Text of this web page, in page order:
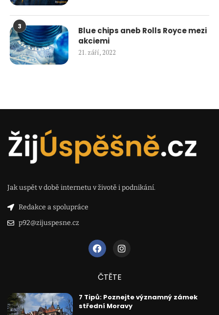
3
Blue chips aneb Rolls Royce mezi
akciemi
21. září, 2022
Jak uspět v době internetu v životě i podnikání.
Redakce a spolupráce
p92@zijuspesne.cz
ČTĚTE
7 Tipů: Poznejte významný zámek
střední Moravy